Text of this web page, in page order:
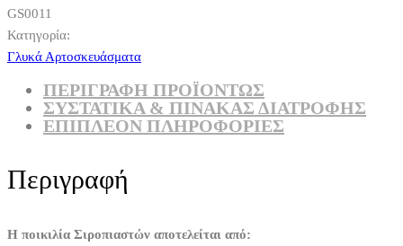
GS0011
Κατηγορία:
Γλυκά Αρτοσκευάσματα
ΠΕΡΙΓΡΑΦΗ ΠΡΟΪΟΝΤΩΣ
ΣΥΣΤΑΤΙΚΆ & ΠΊΝΑΚΑΣ ΔΙΑΤΡΟΦΉΣ
ΕΠΙΠΛΈΟΝ ΠΛΗΡΟΦΟΡΊΕΣ
Περιγραφή
Η ποικιλία Σιροπιαστών αποτελείται από: